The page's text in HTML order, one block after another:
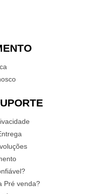
Pré venda?